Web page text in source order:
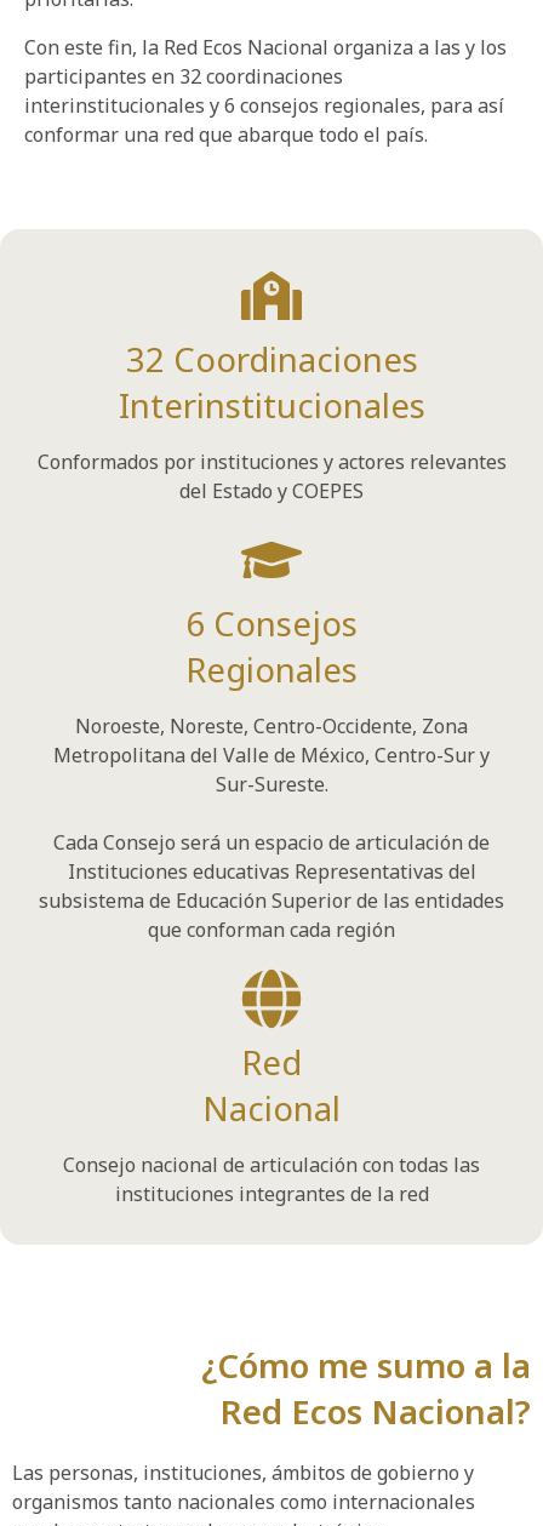
Con este fin, la Red Ecos Nacional organiza a las y los
participantes en 32 coordinaciones
interinstitucionales y 6 consejos regionales, para así
conformar una red que abarque todo el país.
32 Coordinaciones
Interinstitucionales
Conformados por instituciones y actores relevantes
del Estado y COEPES
6 Consejos
Regionales
Noroeste, Noreste, Centro-Occidente, Zona
Metropolitana del Valle de México, Centro-Sur y
Sur-Sureste.
Cada Consejo será un espacio de articulación de
Instituciones educativas Representativas del
subsistema de Educación Superior de las entidades
que conforman cada región
Red
Nacional
Consejo nacional de articulación con todas las
instituciones integrantes de la red
¿Cómo me sumo a la
Red Ecos Nacional?
Las personas, instituciones, ámbitos de gobierno y
organismos tanto nacionales como internacionales